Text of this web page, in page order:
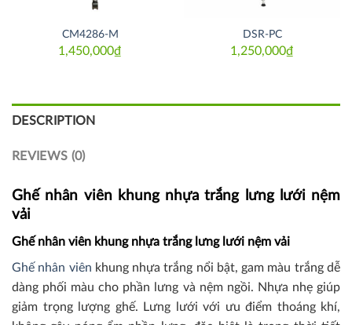
CM4286-M
1,450,000₫
DSR-PC
1,250,000₫
DESCRIPTION
REVIEWS (0)
Ghế nhân viên khung nhựa trắng lưng lưới nệm
vải
Ghế nhân viên khung nhựa trắng lưng lưới nệm vải
Ghế nhân viên khung nhựa trắng nổi bật, gam màu trắng dễ
dàng phối màu cho phần lưng và nệm ngồi. Nhựa nhẹ giúp
giảm trọng lượng ghế. Lưng lưới với ưu điểm thoáng khí,